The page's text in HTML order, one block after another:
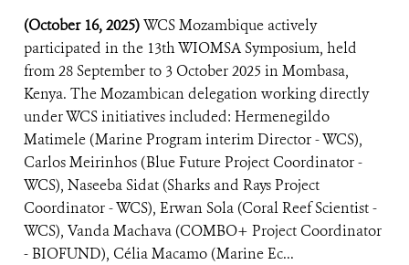
(October 16, 2025)WCS Mozambique actively
participated in the 13th WIOMSA Symposium, held
from 28 September to 3 October 2025 in Mombasa,
Kenya. The Mozambican delegation working directly
under WCS initiatives included: Hermenegildo
Matimele (Marine Program interim Director - WCS),
Carlos Meirinhos (Blue Future Project Coordinator -
WCS), Naseeba Sidat (Sharks and Rays Project
Coordinator - WCS), Erwan Sola (Coral Reef Scientist -
WCS), Vanda Machava (COMBO+ Project Coordinator
- BIOFUND), Célia Macamo (Marine Ec...